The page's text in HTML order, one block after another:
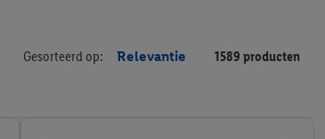
Gesorteerd op: Relevantie 1589 producten